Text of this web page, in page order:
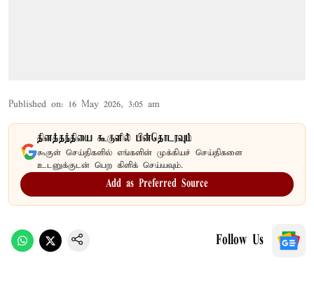
Published on: 16 May 2026, 3:05 am
தினத்தந்தியை கூகுளில் பின்தொடரவும்
கூகுள் செய்திகளில் எங்களின் முக்கியச் செய்திகளை
உடனுக்குடன் பெற கிளிக் செய்யவும்.
Add as Preferred Source
Follow Us